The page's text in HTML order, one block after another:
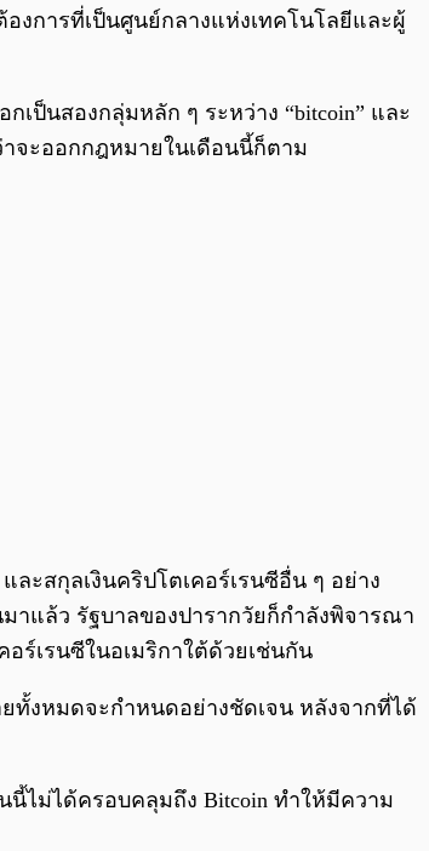
งการที่เป็นศูนย์กลางแห่งเทคโนโลยีและผู้
ป็นสองกลุ่มหลัก ๆ ระหว่าง “bitcoin” และ
าจะออกกฎหมายในเดือนนี้ก็ตาม
ะสกุลเงินคริปโตเคอร์เรนซีอื่น ๆ อย่าง
าแล้ว รัฐบาลของปารากวัยก็กำลังพิจารณา
ร์เรนซีในอเมริกาใต้ด้วยเช่นกัน
ทั้งหมดจะกำหนดอย่างชัดเจน หลังจากที่ได้
ไม่ได้ครอบคลุมถึง Bitcoin ทำให้มีความ